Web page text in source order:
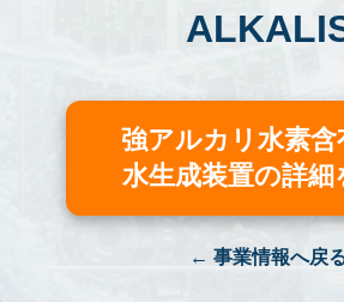
強アルカリ水素含
水生成装置の詳細
← 事業情報へ戻